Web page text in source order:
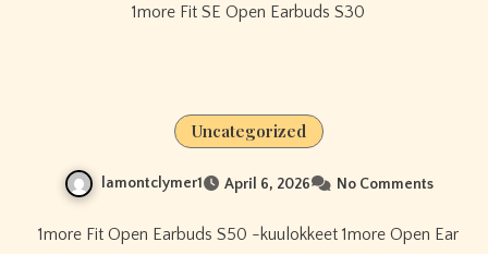
1more Fit SE Open Earbuds S30
Uncategorized
lamontclymer1 April 6, 2026 No Comments
1more Fit Open Earbuds S50 -kuulokkeet 1more Open Ear